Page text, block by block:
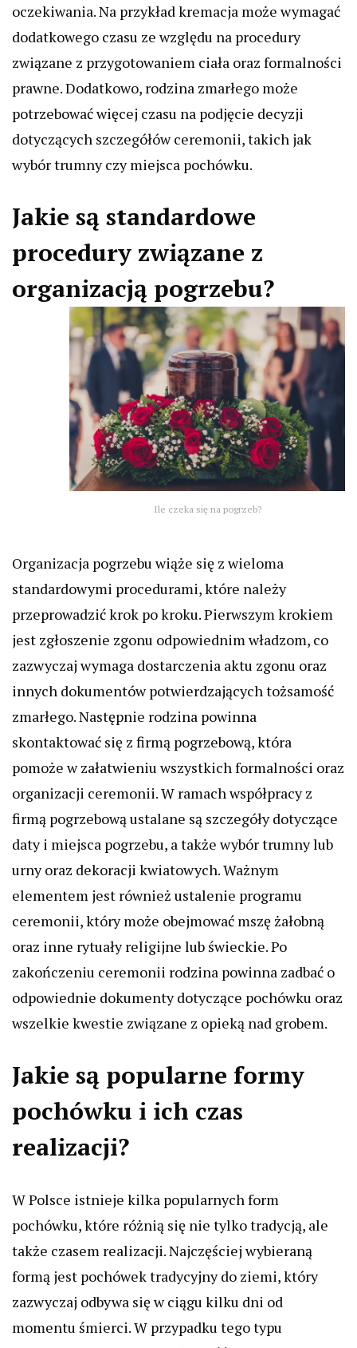
oczekiwania. Na przykład kremacja może wymagać
dodatkowego czasu ze względu na procedury
związane z przygotowaniem ciała oraz formalności
prawne. Dodatkowo, rodzina zmarłego może
potrzebować więcej czasu na podjęcie decyzji
dotyczących szczegółów ceremonii, takich jak
wybór trumny czy miejsca pochówku.
Jakie są standardowe
procedury związane z
organizacją pogrzebu?
Ile czeka się na pogrzeb?
Organizacja pogrzebu wiąże się z wieloma
standardowymi procedurami, które należy
przeprowadzić krok po kroku. Pierwszym krokiem
jest zgłoszenie zgonu odpowiednim władzom, co
zazwyczaj wymaga dostarczenia aktu zgonu oraz
innych dokumentów potwierdzających tożsamość
zmarłego. Następnie rodzina powinna
skontaktować się z firmą pogrzebową, która
pomoże w załatwieniu wszystkich formalności oraz
organizacji ceremonii. W ramach współpracy z
firmą pogrzebową ustalane są szczegóły dotyczące
daty i miejsca pogrzebu, a także wybór trumny lub
urny oraz dekoracji kwiatowych. Ważnym
elementem jest również ustalenie programu
ceremonii, który może obejmować mszę żałobną
oraz inne rytuały religijne lub świeckie. Po
zakończeniu ceremonii rodzina powinna zadbać o
odpowiednie dokumenty dotyczące pochówku oraz
wszelkie kwestie związane z opieką nad grobem.
Jakie są popularne formy
pochówku i ich czas
realizacji?
W Polsce istnieje kilka popularnych form
pochówku, które różnią się nie tylko tradycją, ale
także czasem realizacji. Najczęściej wybieraną
formą jest pochówek tradycyjny do ziemi, który
zazwyczaj odbywa się w ciągu kilku dni od
momentu śmierci. W przypadku tego typu